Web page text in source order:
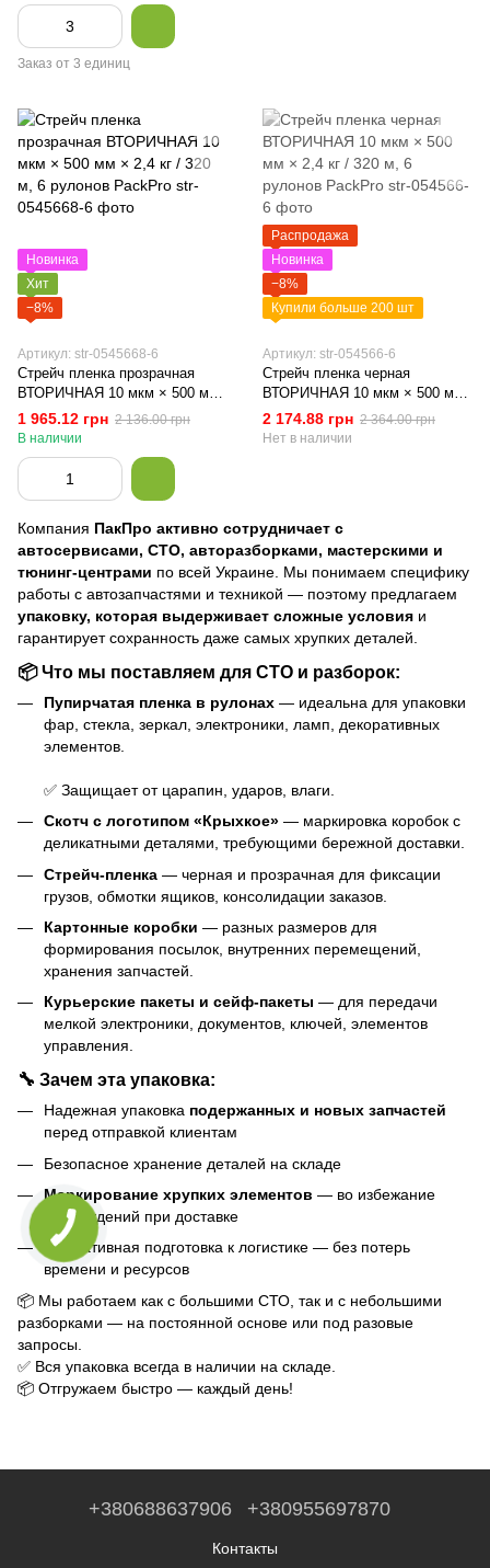
Заказ от 3 единиц
Новинка
Хит
−8%
Артикул: str-0545668-6
Стрейч пленка прозрачная
ВТОРИЧНАЯ 10 мкм × 500 мм
× 2,4 кг / 320 м, 6 рулонов
PackPro
1 965.12 грн 2 136.00 грн
В наличии
Распродажа
Новинка
−8%
Купили больше 200 шт
Артикул: str-054566-6
Стрейч пленка черная
ВТОРИЧНАЯ 10 мкм × 500 мм
× 2,4 кг / 320 м, 6 рулонов
PackPro
2 174.88 грн 2 364.00 грн
Нет в наличии
Компания ПакПро активно сотрудничает с
автосервисами, СТО, авторазборками, мастерскими и
тюнинг-центрами по всей Украине. Мы понимаем специфику
работы с автозапчастями и техникой — поэтому предлагаем
упаковку, которая выдерживает сложные условия и
гарантирует сохранность даже самых хрупких деталей.
📦 Что мы поставляем для СТО и разборок:
Пупирчатая пленка в рулонах — идеальна для упаковки
фар, стекла, зеркал, электроники, ламп, декоративных
элементов.
✅ Защищает от царапин, ударов, влаги.
Скотч с логотипом «Крыхкое» — маркировка коробок с
деликатными деталями, требующими бережной доставки.
Стрейч-пленка — черная и прозрачная для фиксации
грузов, обмотки ящиков, консолидации заказов.
Картонные коробки — разных размеров для
формирования посылок, внутренних перемещений,
хранения запчастей.
Курьерские пакеты и сейф-пакеты — для передачи
мелкой электроники, документов, ключей, элементов
управления.
🔧 Зачем эта упаковка:
Надежная упаковка подержанных и новых запчастей
перед отправкой клиентам
Безопасное хранение деталей на складе
Маркирование хрупких элементов — во избежание
повреждений при доставке
Оперативная подготовка к логистике — без потерь
времени и ресурсов
📦 Мы работаем как с большими СТО, так и с небольшими
разборками — на постоянной основе или под разовые
запросы.
✅ Вся упаковка всегда в наличии на складе.
📦 Отгружаем быстро — каждый день!
+380688637906 +380955697870
Контакты